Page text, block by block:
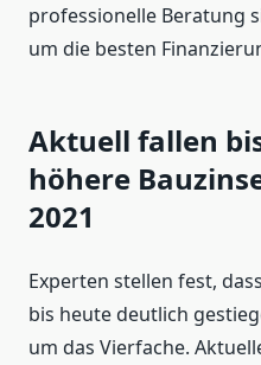
professionelle Beratung
um die besten
Aktuell fallen
höhere
2021
Experten stellen fest,
bis heute deutlich
um das Vierfache.